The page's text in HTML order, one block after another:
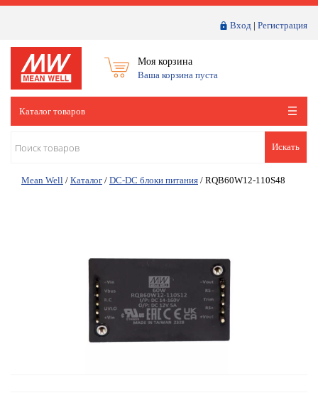
Вход | Регистрация
Моя корзина
Ваша корзина пуста
Каталог товаров
Искать
Mean Well / Каталог / DC-DC блоки питания / RQB60W12-110S48